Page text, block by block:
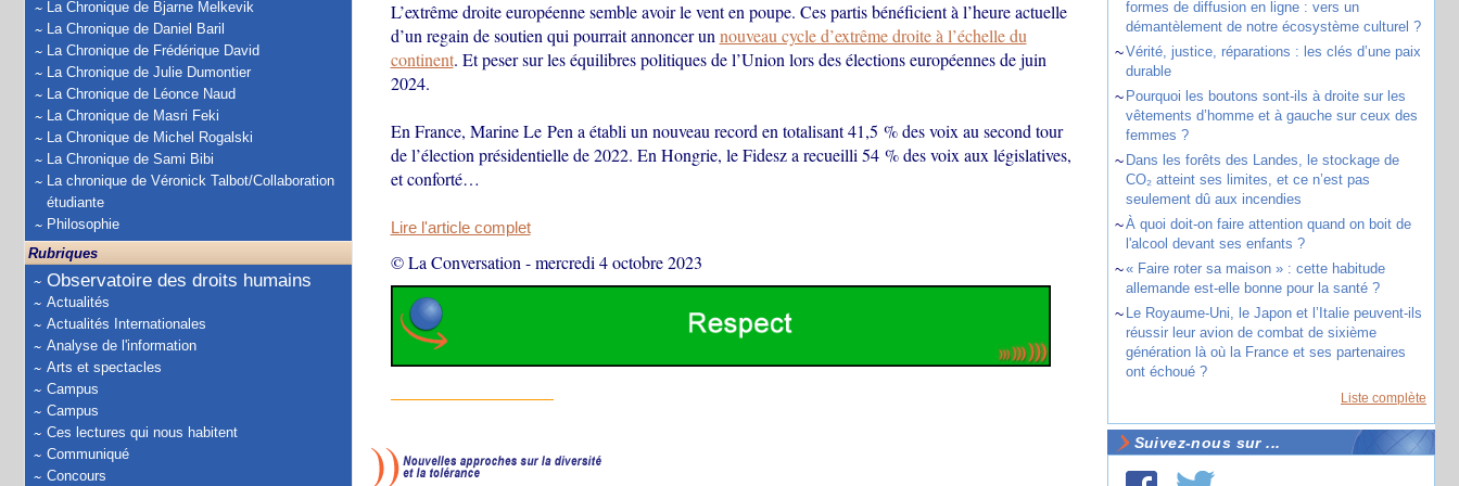
La Chronique de Bjarne Melkevik
La Chronique de Daniel Baril
La Chronique de Frédérique David
La Chronique de Julie Dumontier
La Chronique de Léonce Naud
La Chronique de Masri Feki
La Chronique de Michel Rogalski
La Chronique de Sami Bibi
La chronique de Véronick Talbot/Collaboration
étudiante
Philosophie
Rubriques
Observatoire des droits humains
Actualités
Actualités Internationales
Analyse de l'information
Arts et spectacles
Campus
Campus
Ces lectures qui nous habitent
Communiqué
Concours
L’extrême droite européenne semble avoir le vent en poupe. Ces partis bénéficient à l’heure actuelle
d’un regain de soutien qui pourrait annoncer un nouveau cycle d’extrême droite à l’échelle du
continent. Et peser sur les équilibres politiques de l’Union lors des élections européennes de juin
2024.
En France, Marine Le Pen a établi un nouveau record en totalisant 41,5 % des voix au second tour
de l’élection présidentielle de 2022. En Hongrie, le Fidesz a recueilli 54 % des voix aux législatives,
et conforté…
Lire l'article complet
© La Conversation -mercredi 4 octobre 2023
formes de diffusion en ligne : vers un
démantèlement de notre écosystème culturel ?
~Vérité, justice, réparations : les clés d’une paix
durable
~ Pourquoi les boutons sont-ils à droite sur les
vêtements d’homme et à gauche sur ceux des
femmes ?
~ Dans les forêts des Landes, le stockage de
CO₂ atteint ses limites, et ce n’est pas
seulement dû aux incendies
~À quoi doit-on faire attention quand on boit de
l'alcool devant ses enfants ?
~« Faire roter sa maison » : cette habitude
allemande est-elle bonne pour la santé ?
~ Le Royaume-Uni, le Japon et l’Italie peuvent-ils
réussir leur avion de combat de sixième
génération là où la France et ses partenaires
ont échoué ?
Liste complète
Suivez-nous sur ...